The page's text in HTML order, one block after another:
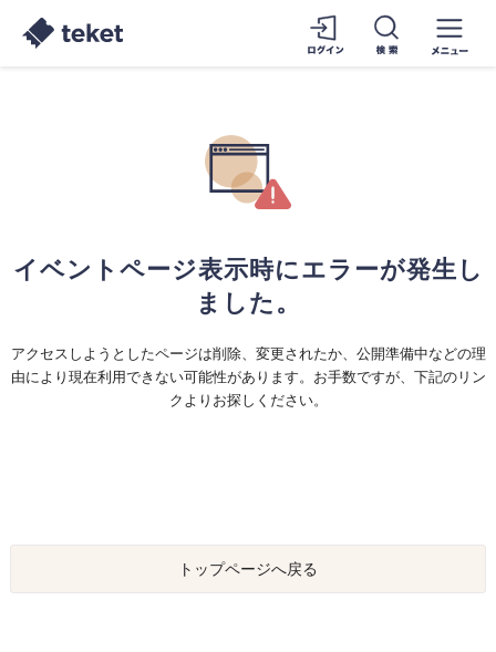
イベントページ表示時にエラーが発生し
ました。
アクセスしようとしたページは削除、変更されたか、公開準備中などの理
由により現在利用できない可能性があります。お手数ですが、下記のリン
クよりお探しください。
トップページへ戻る